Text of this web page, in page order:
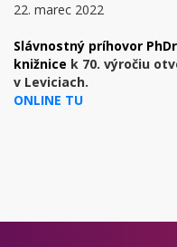
22. marec 2022
Slávnostný príhovor
knižnice k 70. výročiu
v Leviciach.
ONLINE TU